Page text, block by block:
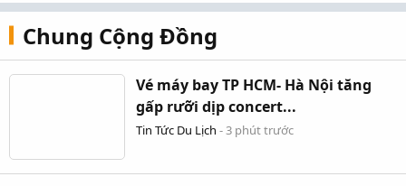
Chung Cộng Đồng
Vé máy bay TP HCM- Hà Nội tăng
gấp rưỡi dịp concert...
Tin Tức Du Lịch - 3 phút trước